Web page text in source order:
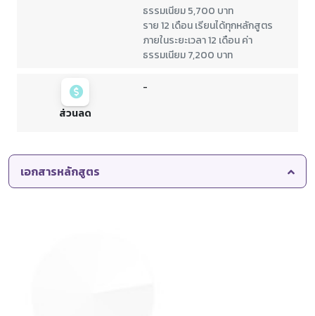
ธรรมเนียม 5,700 บาท
ราย 12 เดือน เรียนได้ทุกหลักสูตร
ภายในระยะเวลา 12 เดือน ค่า
ธรรมเนียม 7,200 บาท
ส่วนลด
-
เอกสารหลักสูตร